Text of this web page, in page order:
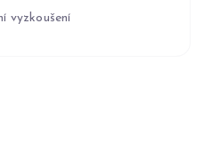
vyzkoušení